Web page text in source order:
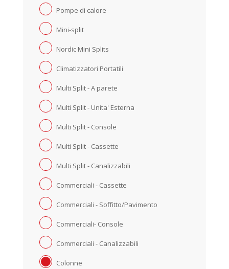
Pompe di calore
Mini-split
Nordic Mini Splits
Climatizzatori Portatili
Multi Split - A parete
Multi Split - Unita' Esterna
Multi Split - Console
Multi Split - Cassette
Multi Split - Canalizzabili
Commerciali - Cassette
Commerciali - Soffitto/Pavimento
Commerciali- Console
Commerciali - Canalizzabili
Colonne